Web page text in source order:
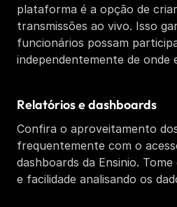
plataforma é a opção de
transmissões ao vivo. Isso
funcionários possam
independentemente de onde
Relatórios e dashboards
Confira o aproveitamento
frequentemente com o
dashboards da Ensinio.
e facilidade analisando os